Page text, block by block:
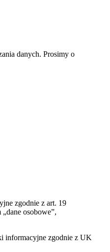
danych. Prosimy o
zgodnie z art. 19
osobowe”,
informacyjne zgodnie z UK